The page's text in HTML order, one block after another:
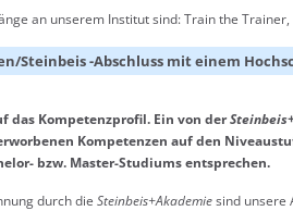
an unserem Institut sind: Train the
Steinbeis -Abschluss mit einem
das Kompetenzprofil. Ein von der
Kompetenzen auf den
bzw. Master-Studiums entsprechen.
durch die Steinbeis+Akademiesind unsere